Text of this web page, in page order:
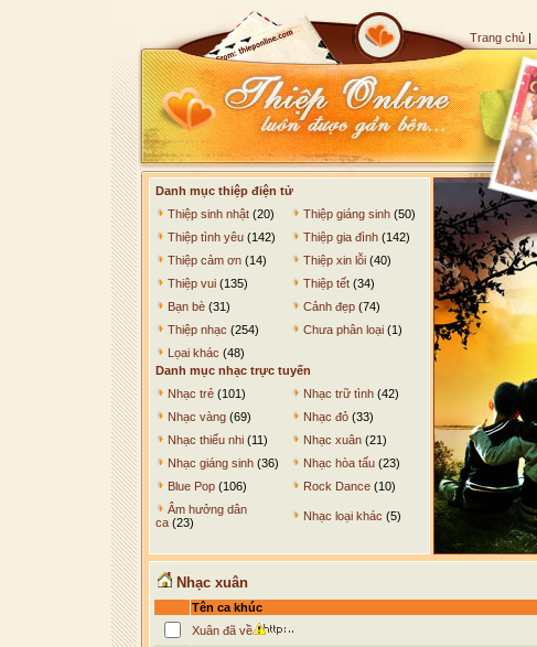
Trang chủ |
Danh mục thiệp điện tử
Thiệp sinh nhật (20) Thiệp giáng sinh (50)
Thiệp tình yêu (142) Thiệp gia đình (142)
Thiệp cảm ơn (14) Thiệp xin lỗi (40)
Thiệp vui (135) Thiệp tết (34)
Bạn bè (31) Cảnh đẹp (74)
Thiệp nhạc (254) Chưa phân loại (1)
Lọai khác (48)
Danh mục nhạc trực tuyến
Nhạc trẻ (101) Nhạc trữ tình (42)
Nhạc vàng (69) Nhạc đỏ (33)
Nhạc thiếu nhi (11) Nhạc xuân (21)
Nhạc giáng sinh (36) Nhạc hòa tấu (23)
Blue Pop (106) Rock Dance (10)
Âm hưởng dân
ca (23) Nhạc loại khác (5)
Nhạc xuân
Tên ca khúc
Xuân đã về